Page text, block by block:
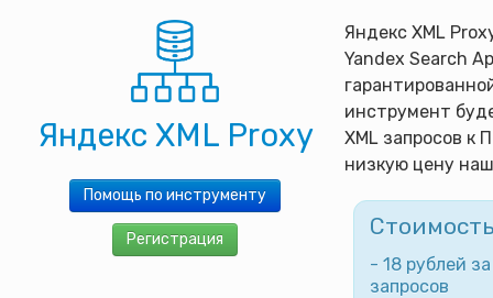
Яндекс XML Proxy
Помощь по инструменту
Регистрация
Яндекс XML
Yandex Search
инструмент
XML запросов
низкую цену
- 18 рублей
запросов